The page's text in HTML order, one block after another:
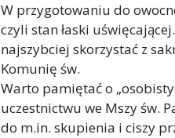
W przygotowaniu do
czyli stan łaski
najszybciej skorzystać z
Komunię św.
Warto pamiętać o
uczestnictwu we Mszy św.
do m.in. skupienia i ciszy